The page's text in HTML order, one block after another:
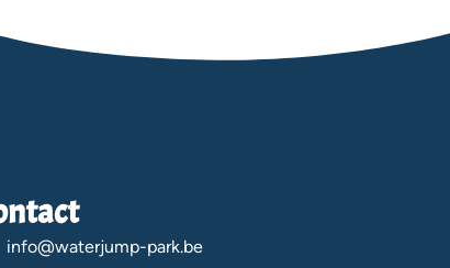
info@waterjump-park.be